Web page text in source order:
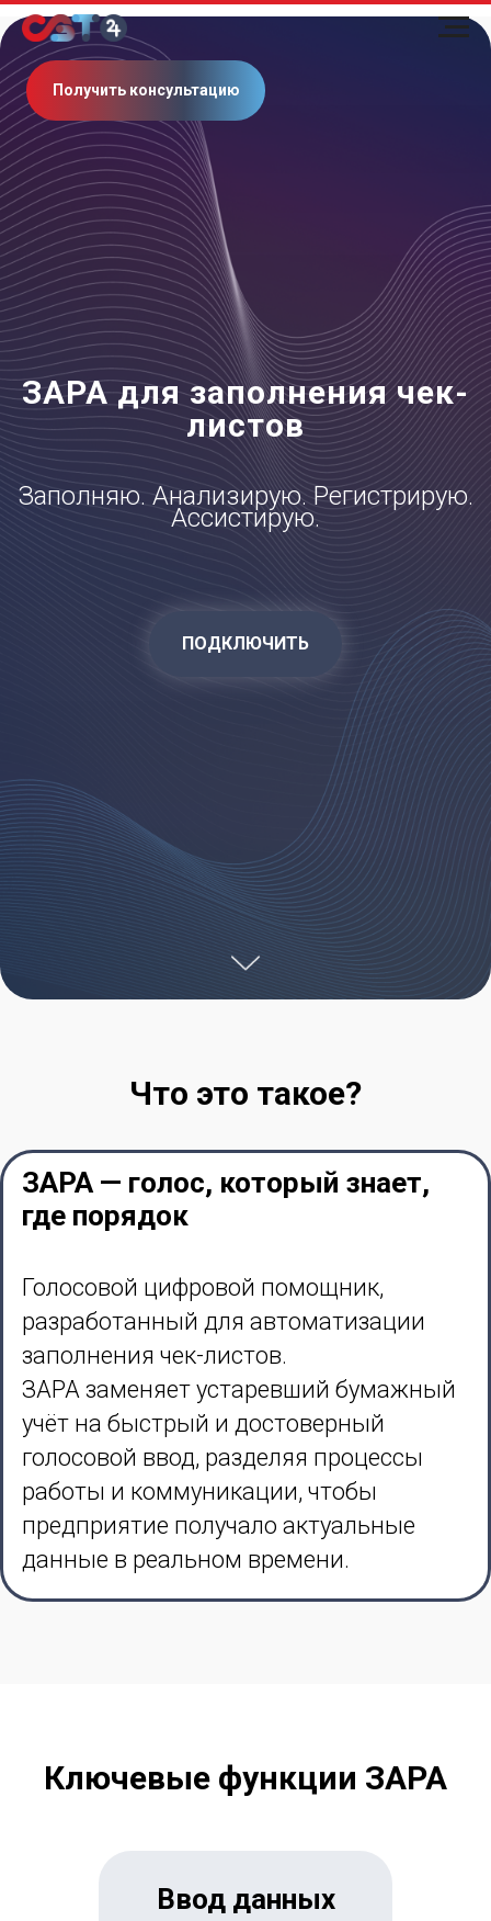
Получить консультацию
ЗАРА для заполнения чек-
листов
Заполняю. Анализирую. Регистрирую.
Ассистирую.
ПОДКЛЮЧИТЬ
Что это такое?
ЗАРА — голос, который знает,
где порядок
Голосовой цифровой помощник,
разработанный для автоматизации
заполнения чек-листов.
ЗАРА заменяет устаревший бумажный
учёт на быстрый и достоверный
голосовой ввод, разделяя процессы
работы и коммуникации, чтобы
предприятие получало актуальные
данные в реальном времени.
Ключевые функции ЗАРА
Ввод данных